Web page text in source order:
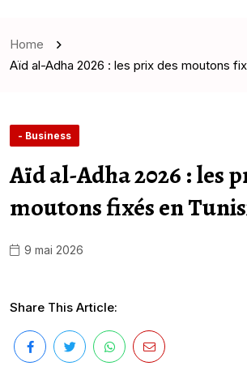
Home
Aïd al-Adha 2026 : les prix des moutons
- Business
Aïd al-Adha 2026 : les
moutons fixés en
9 mai 2026
Share This Article: